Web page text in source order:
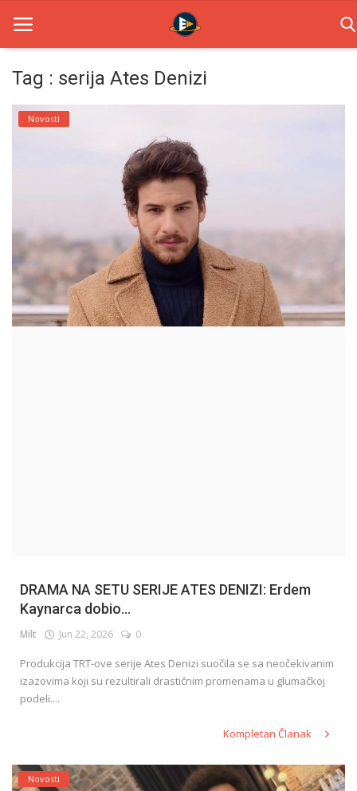
Home
Glumci
Contact
Login
Tag : serija Ates Denizi
Novosti
DRAMA NA SETU SERIJE ATES DENIZI: Erdem
Kaynarca dobio...
Milt Jun 22, 2026 0
Produkcija TRT-ove serije Ates Denizi suočila se sa neočekivanim
izazovima koji su rezultirali drastičnim promenama u glumačkoj
podeli....
Kompletan Članak
Novosti